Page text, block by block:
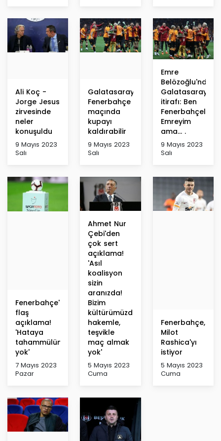
Ali Koç -
Jorge Jesus
zirvesinde
neler
konuşuldu
9 Mayıs 2023
Salı
Galatasaray,
Fenerbahçe
maçında
kupayı
kaldırabilir
9 Mayıs 2023
Salı
Emre
Belözoğlu'ndan
Galatasaray
itirafı: Ben
Fenerbahçeli
Emreyim
ama... .
9 Mayıs 2023
Salı
Fenerbahçe'den
flaş
açıklama!
'Hataya
tahammülümüz
yok'
7 Mayıs 2023
Pazar
Ahmet Nur
Çebi'den
çok sert
açıklama!
'Asıl
koalisyon
sizin
aranızda!
Bizim
kültürümüzde
hakemle,
teşvikle
maç almak
yok'
5 Mayıs 2023
Cuma
Fenerbahçe,
Milot
Rashica'yı
istiyor
5 Mayıs 2023
Cuma